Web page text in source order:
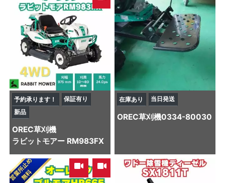
予約承ります！
保証有り
新品
OREC草刈機
ラビットモアー RM983FX
在庫あり 当日発送
OREC草刈機0334-80030
,